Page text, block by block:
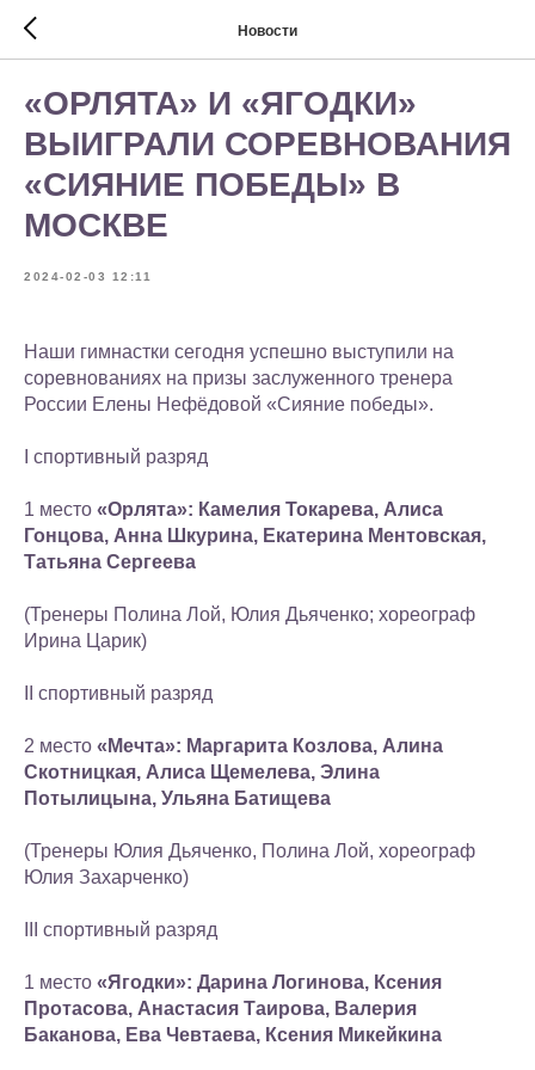
Новости
«ОРЛЯТА» И «ЯГОДКИ»
ВЫИГРАЛИ СОРЕВНОВАНИЯ
«СИЯНИЕ ПОБЕДЫ» В
МОСКВЕ
2024-02-03 12:11
Наши гимнастки сегодня успешно выступили на
соревнованиях на призы заслуженного тренера
России Елены Нефёдовой «Сияние победы».
I спортивный разряд
1 место «Орлята»: Камелия Токарева, Алиса
Гонцова, Анна Шкурина, Екатерина Ментовская,
Татьяна Сергеева
(Тренеры Полина Лой, Юлия Дьяченко; хореограф
Ирина Царик)
II спортивный разряд
2 место «Мечта»: Маргарита Козлова, Алина
Скотницкая, Алиса Щемелева, Элина
Потылицына, Ульяна Батищева
(Тренеры Юлия Дьяченко, Полина Лой, хореограф
Юлия Захарченко)
III спортивный разряд
1 место «Ягодки»: Дарина Логинова, Ксения
Протасова, Анастасия Таирова, Валерия
Баканова, Ева Чевтаева, Ксения Микейкина